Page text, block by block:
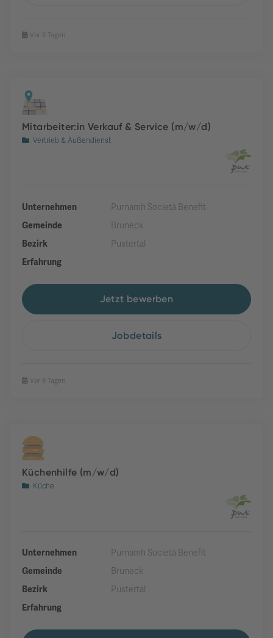
Vor 9 Tagen
Mitarbeiter:in Verkauf & Service (m/w/d)
Vertrieb & Außendienst
Unternehmen
Purnamh Società Benefit
Gemeinde
Bruneck
Bezirk
Pustertal
Erfahrung
Jetzt bewerben
Jobdetails
Vor 9 Tagen
Küchenhilfe (m/w/d)
Küche
Unternehmen
Purnamh Società Benefit
Gemeinde
Bruneck
Bezirk
Pustertal
Erfahrung